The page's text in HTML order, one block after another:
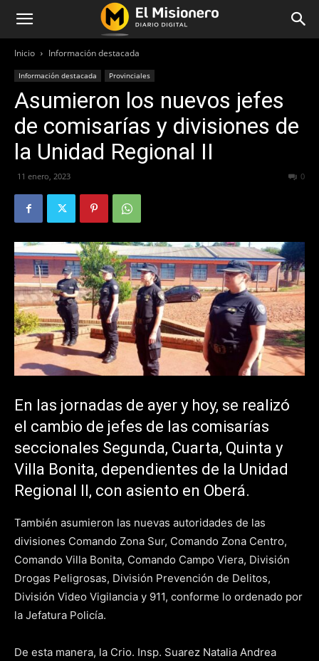
Inicio Información destacada
Información destacada Provinciales
Asumieron los nuevos jefes
de comisarías y divisiones de
la Unidad Regional II
11 enero, 2023 0
En las jornadas de ayer y hoy, se realizó
el cambio de jefes de las comisarías
seccionales Segunda, Cuarta, Quinta y
Villa Bonita, dependientes de la Unidad
Regional II, con asiento en Oberá.
También asumieron las nuevas autoridades de las
divisiones Comando Zona Sur, Comando Zona Centro,
Comando Villa Bonita, Comando Campo Viera, División
Drogas Peligrosas, División Prevención de Delitos,
División Video Vigilancia y 911, conforme lo ordenado por
la Jefatura Policía.
De esta manera, la Crio. Insp. Suarez Natalia Andrea